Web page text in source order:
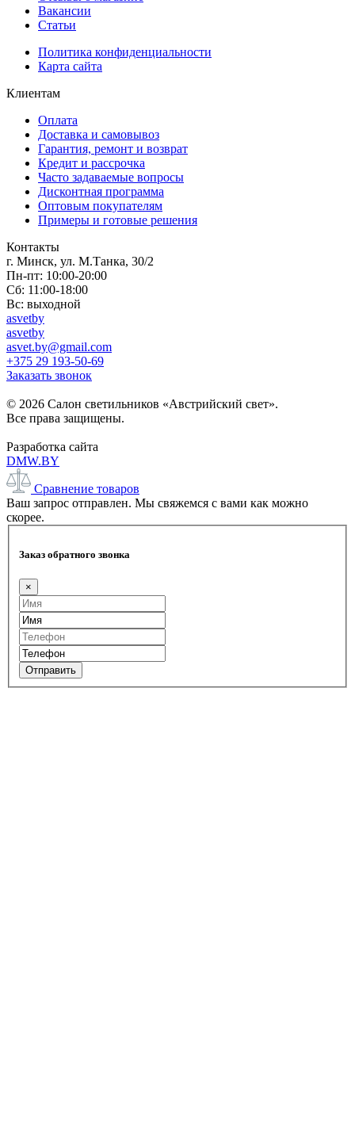
Вакансии
Статьи
Политика конфиденциальности
Карта сайта
Клиентам
Оплата
Доставка и самовывоз
Гарантия, ремонт и возврат
Кредит и рассрочка
Часто задаваемые вопросы
Дисконтная программа
Оптовым покупателям
Примеры и готовые решения
Контакты
г. Минск, ул. М.Танка, 30/2
Пн-пт: 10:00-20:00
Сб: 11:00-18:00
Вс: выходной
asvetby
asvetby
asvet.by@gmail.com
+375 29 193-50-69
Заказать звонок
© 2026 Салон светильников «Австрийский свет».
Все права защищены.
Разработка сайта
DMW.BY
Сравнение товаров
Ваш запрос отправлен. Мы свяжемся с вами как можно
скорее.
Заказ обратного звонка
×
Отправить